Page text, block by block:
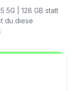
5G | 128 GB statt
du diese